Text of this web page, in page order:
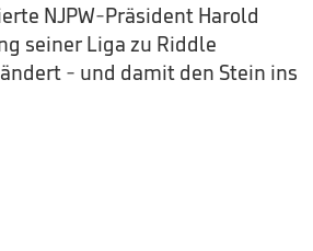
NJPW-Präsident Harold
seiner Liga zu Riddle
- und damit den Stein ins